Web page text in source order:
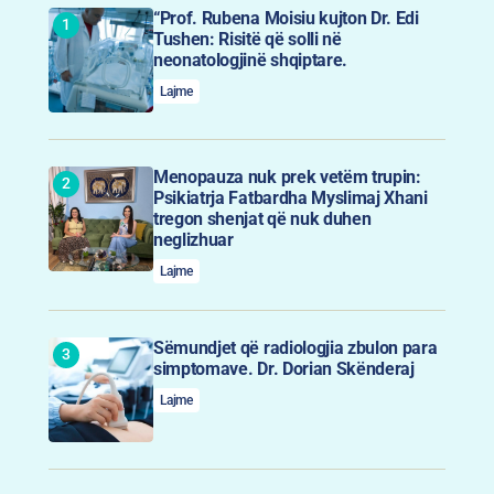
“Prof. Rubena Moisiu kujton Dr. Edi
Tushen: Risitë që solli në
neonatologjinë shqiptare.
Lajme
Menopauza nuk prek vetëm trupin:
Psikiatrja Fatbardha Myslimaj Xhani
tregon shenjat që nuk duhen
neglizhuar
Lajme
Sëmundjet që radiologjia zbulon para
simptomave. Dr. Dorian Skënderaj
Lajme